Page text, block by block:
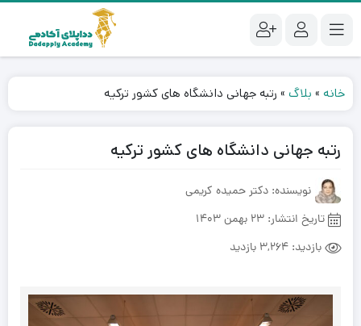
خانه » بلاگ » رتبه جهانی دانشگاه های کشور ترکیه
رتبه جهانی دانشگاه های کشور ترکیه
نویسنده: دکتر حمیده کریمی
تاریخ انتشار: 23 بهمن 1403
بازدید: 3,264 بازدید